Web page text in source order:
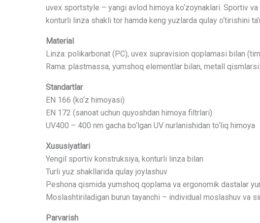
uvex sportstyle – yangi avlod himoya ko‘zoynaklari. Sportiv
konturli linza shakli tor hamda keng yuzlarda qulay o‘tirishini
Material
Linza: polikarbonat (PC), uvex supravision qoplamasi bilan
Rama: plastmassa, yumshoq elementlar bilan, metall
Standartlar
EN 166 (ko‘z himoyasi)
EN 172 (sanoat uchun quyoshdan himoya filtrlari)
UV400 – 400 nm gacha bo‘lgan UV nurlanishidan to‘liq himoya
Xususiyatlari
Yengil sportiv konstruksiya, konturli linza bilan
Turli yuz shakllarida qulay joylashuv
Peshona qismida yumshoq qoplama va ergonomik dastalar
Moslashtiriladigan burun tayanchi – individual moslashuv va
Parvarish